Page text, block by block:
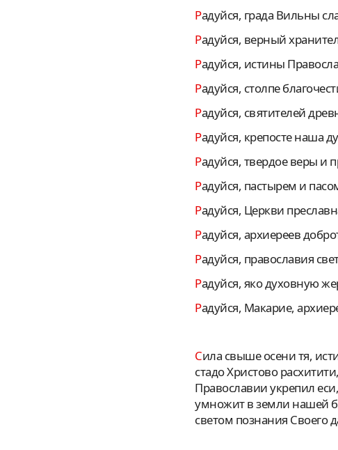
Радуйся, града Вильны
Радуйся, верный
Радуйся, истины
Радуйся, столпе
Радуйся, святителей
Радуйся, крепосте наша
Радуйся, твердое веры и
Радуйся, пастырем и
Радуйся, Церкви
Радуйся, архиереев
Радуйся, православия
Радуйся, яко духовную
Радуйся, Макарие,
Сила свыше осени тя, истинный пастырю душ христианских, егда противу волков злых, ищущих
стадо Христово
Православии укрепил
умножит в земли нашей
светом познания Своего